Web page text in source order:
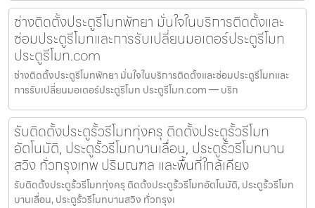
ช่างติดตั้งประตูรีโมทพัทยา มั่นใจในบริการติดตั้งและ
ซ่อมประตูรีโมทและการรับเปลี่ยนมอเตอร์ประตูรีโมท
ประตูรีโมท.com
ช่างติดตั้งประตูรีโมทพัทยา มั่นใจในบริการติดตั้งและซ่อมประตูรีโมทและ
การรับเปลี่ยนมอเตอร์ประตูรีโมท ประตูรีโมท.com — บริก
รับติดตั้งประตูรั้วรีโมททุ่งครุ ติดตั้งประตูรั้วรีโมท
อัตโนมัติ, ประตูรั้วรีโมทบานเลื่อน, ประตูรั้วรีโมทบาน
สวิง ทั่วกรุงเทพ ปริมณฑล และพื้นที่ใกล้เคียง
รับติดตั้งประตูรั้วรีโมททุ่งครุ ติดตั้งประตูรั้วรีโมทอัตโนมัติ, ประตูรั้วรีโมท
บานเลื่อน, ประตูรั้วรีโมทบานสวิง ทั่วกรุงเ